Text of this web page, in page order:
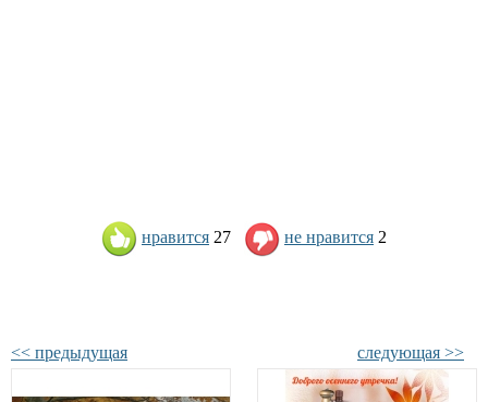
нравится 27 не нравится 2
<< предыдущая следующая >>